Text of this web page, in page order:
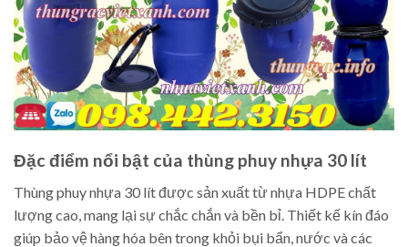
Đặc điểm nổi bật của thùng phuy nhựa 30 lít
Thùng phuy nhựa 30 lít được sản xuất từ nhựa HDPE chất
lượng cao, mang lại sự chắc chắn và bền bỉ. Thiết kế kín đáo
giúp bảo vệ hàng hóa bên trong khỏi bụi bẩn, nước và các